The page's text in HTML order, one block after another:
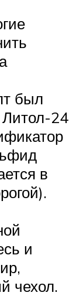
был
Литол-24
в
и
чехол.